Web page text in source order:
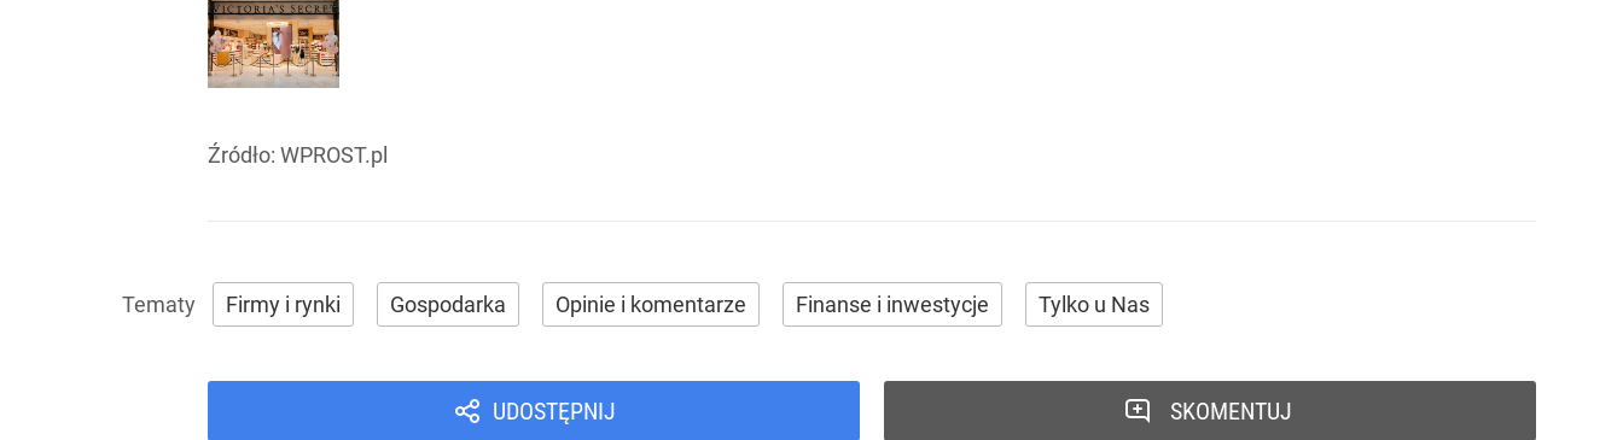
Źródło: WPROST.pl
Firmy i rynki Gospodarka Opinie i komentarze Finanse i inwestycje Tylko u Nas
UDOSTĘPNIJ SKOMENTUJ